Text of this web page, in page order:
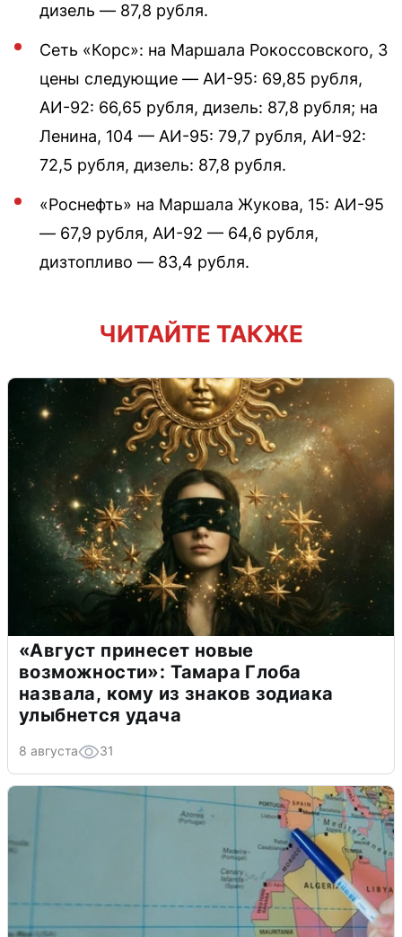
дизель — 87,8 рубля.
Сеть «Корс»: на Маршала Рокоссовского, 3
цены следующие — АИ-95: 69,85 рубля,
АИ-92: 66,65 рубля, дизель: 87,8 рубля; на
Ленина, 104 — АИ-95: 79,7 рубля, АИ-92:
72,5 рубля, дизель: 87,8 рубля.
«Роснефть» на Маршала Жукова, 15: АИ-95
— 67,9 рубля, АИ-92 — 64,6 рубля,
дизтопливо — 83,4 рубля.
ЧИТАЙТЕ ТАКЖЕ
«Август принесет новые
возможности»: Тамара Глоба
назвала, кому из знаков зодиака
улыбнется удача
8 августа 31